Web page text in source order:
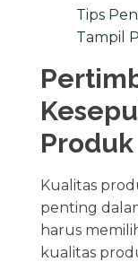
Tips
Tampil
Produk
Kualitas
penting
harus
kualitas